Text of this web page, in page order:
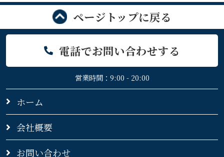
ページトップに戻る
電話でお問い合わせする
営業時間：9:00 - 20:00
ホーム
会社概要
お問い合わせ